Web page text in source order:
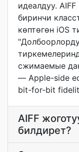
идеалдуу.
биринчи
көптөгөн iOS
сжимаемые
— Apple-side
bit-for-bit
AIFF
билдирет?